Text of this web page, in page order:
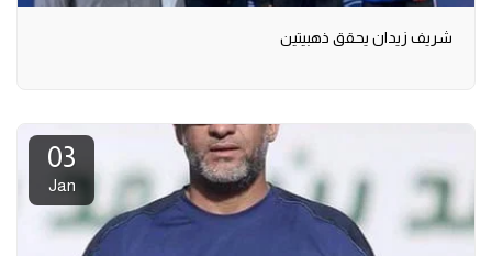
شريف زيدان يحقق ذهبيتين
03
Jan